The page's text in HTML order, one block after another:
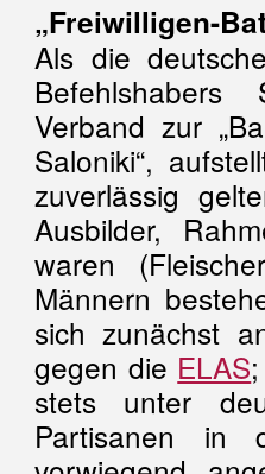
„Freiwilligen-
Als die
Befehlshabers
Verband zur
Saloniki“,
zuverlässig
Ausbilder,
waren
Männern
sich zunächst
gegen die ELAS
stets unter
Partisanen in